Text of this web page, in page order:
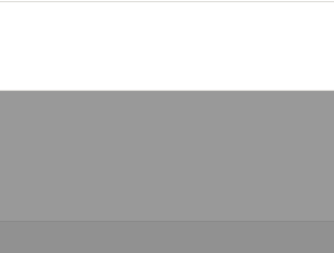
Pokaż rozkład